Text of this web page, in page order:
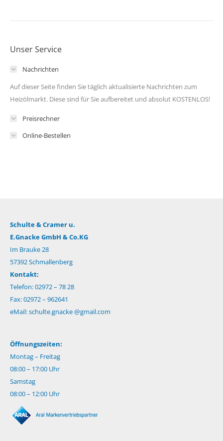
Unser Service
Nachrichten
Auf dieser Seite finden Sie täglich aktualisierte Nachrichten zum
Heizölmarkt. Diese sind für Sie aufbereitet und absolut KOSTENLOS!
Preisrechner
Online-Bestellen
Schulte & Cramer u.
E.Gnacke GmbH & Co.KG
Im Brauke 28
57392 Schmallenberg
Kontakt:
Telefon: 02972 – 78 28
Fax: 02972 – 962641
eMail:schulte.gnacke @gmail.com
Öffnungszeiten:
Montag – Freitag
08:00 – 17:00 Uhr
Samstag
08:00 – 12:00 Uhr